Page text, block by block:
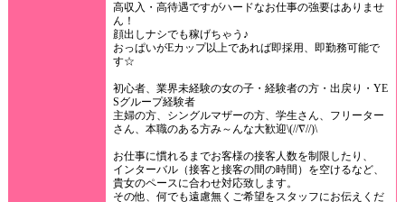
高収入・高待遇ですがハードなお仕事の強要はありませ
ん！
顔出しナシでも稼げちゃう♪
おっぱいがEカップ以上であれば即採用、即勤務可能で
す☆
初心者、業界未経験の女の子・経験者の方・出戻り・YE
Sグループ経験者
主婦の方、シングルマザーの方、学生さん、フリーター
さん、本職のある方み～んな大歓迎\(//∇//)\
お仕事に慣れるまでお客様の接客人数を制限したり、
インターバル（接客と接客の間の時間）を空けるなど、
貴女のペースに合わせ対応致します。
その他、何でも遠慮無くご希望をスタッフにお伝えくだ